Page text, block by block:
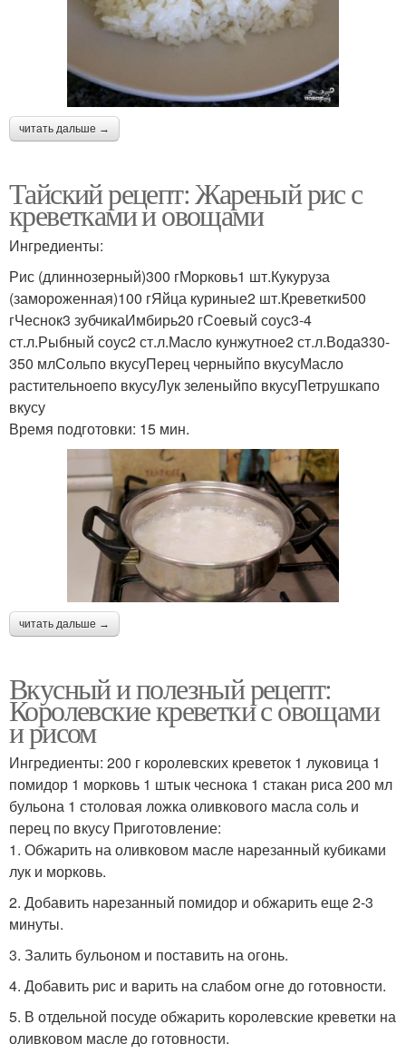
читать дальше →
Тайский рецепт: Жареный рис с
креветками и овощами
Ингредиенты:
Рис (длиннозерный)300 гМорковь1 шт.Кукуруза
(замороженная)100 гЯйца куриные2 шт.Креветки500
гЧеснок3 зубчикаИмбирь20 гСоевый соус3-4
ст.л.Рыбный соус2 ст.л.Масло кунжутное2 ст.л.Вода330-
350 млСольпо вкусуПерец черныйпо вкусуМасло
растительноепо вкусуЛук зеленыйпо вкусуПетрушкапо
вкусу
Время подготовки: 15 мин.
читать дальше →
Вкусный и полезный рецепт:
Королевские креветки с овощами
и рисом
Ингредиенты: 200 г королевских креветок 1 луковица 1
помидор 1 морковь 1 штык чеснока 1 стакан риса 200 мл
бульона 1 столовая ложка оливкового масла соль и
перец по вкусу Приготовление:
1. Обжарить на оливковом масле нарезанный кубиками
лук и морковь.
2. Добавить нарезанный помидор и обжарить еще 2-3
минуты.
3. Залить бульоном и поставить на огонь.
4. Добавить рис и варить на слабом огне до готовности.
5. В отдельной посуде обжарить королевские креветки на
оливковом масле до готовности.